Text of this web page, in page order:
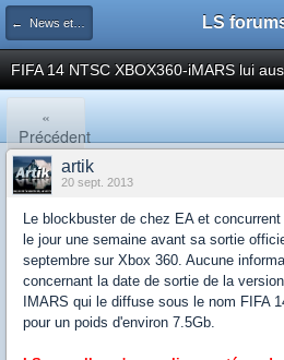
← News et actualités postées sur LS LS
FIFA 14 NTSC XBOX360-iMARS lui
«
Précédent
artik
20 sept. 2013
Le blockbuster de chez EA et
le jour une semaine avant sa sortie
septembre sur Xbox 360. Aucune
concernant la date de sortie de la
IMARS qui le diffuse sous le nom FIFA
pour un poids d'environ 7.5Gb.